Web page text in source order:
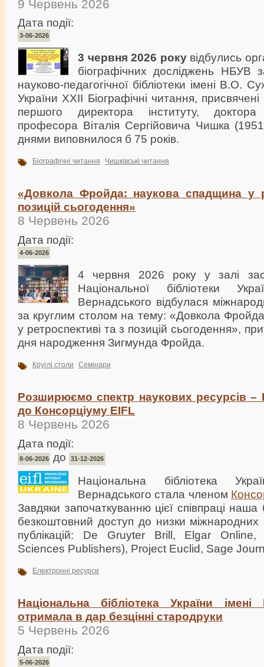
9 Червень 2026
Дата події:
3-06-2026
3 червня 2026 рокувідбулись
біографічних досліджень НБУВ
науково-педагогічної бібліотеки імені В.О.
України ХХІІ Біографічні читання, присвячені
першого директора інституту,
професора Віталія Сергійовича Чишка
днями виповнилося б 75 років.
Біографічні читання Чишківські читання
«Довкола Фройда: наукова спадщина у
позицій сьогодення»
8 Червень 2026
Дата події:
4-06-2026
4 червня 2026 року у залі
Національної бібліотеки
Вернадського відбулася
за круглим столом на тему: «Довкола
у ретроспективі та з позицій сьогодення»,
дня народження Зигмунда Фройда.
Круглі столи Семінари
Розширюємо спектр наукових ресурсів
до Консорціуму EIFL
8 Червень 2026
Дата події:
8-06-2026 до 31-12-2026
Національна бібліотека
Вернадського стала членом
Завдяки започаткуванню цієї співпраці наша
безкоштовний доступ до низки
публікацій: De Gruyter Brill, Elgar Online,
Sciences Publishers), Project Euclid, Sage
Електронні ресурси
Національна бібліотека України
отримала в дар безцінні стародруки
5 Червень 2026
Дата події:
5-06-2026